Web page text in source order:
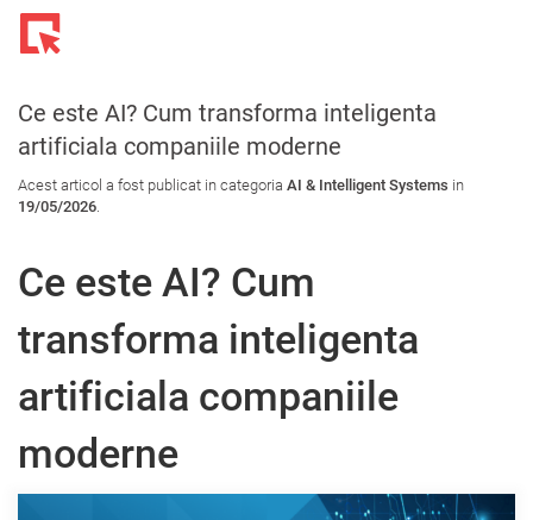
Ce este AI? Cum transforma inteligenta
artificiala companiile moderne
Acest articol a fost publicat in categoria AI & Intelligent Systems in
19/05/2026.
Ce este AI? Cum
transforma inteligenta
artificiala companiile
moderne